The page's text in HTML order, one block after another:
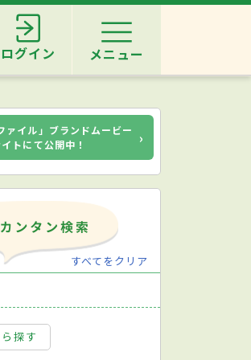
ログイン メニュー
ァイル」ブランドムービー
トにて公開中！
›
すべてをクリア
探す